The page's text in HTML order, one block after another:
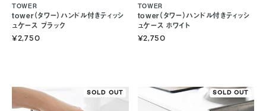
tower（タワー）ハンドル付きティッシ
ュケース ブラック
TOWER
¥2,750
tower（タワー）ハンドル付きティッシ
ュケース ホワイト
TOWER
¥2,750
SOLD OUT SOLD OUT